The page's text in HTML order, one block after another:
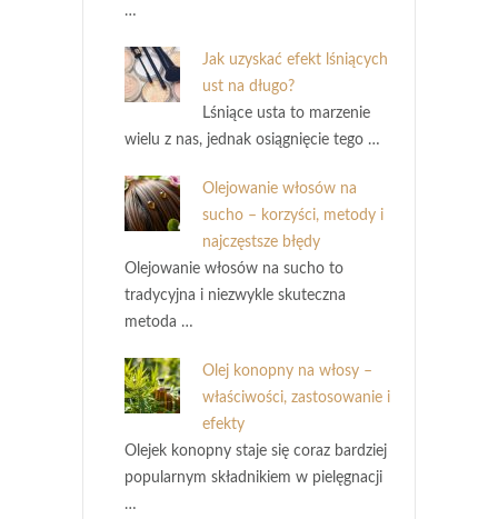
…
Jak uzyskać efekt lśniących
ust na długo?
Lśniące usta to marzenie
wielu z nas, jednak osiągnięcie tego …
Olejowanie włosów na
sucho – korzyści, metody i
najczęstsze błędy
Olejowanie włosów na sucho to
tradycyjna i niezwykle skuteczna
metoda …
Olej konopny na włosy –
właściwości, zastosowanie i
efekty
Olejek konopny staje się coraz bardziej
popularnym składnikiem w pielęgnacji
…